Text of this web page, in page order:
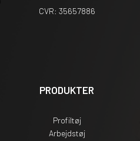
CVR: 35657886
PRODUKTER
Profiltøj
Arbejdstøj